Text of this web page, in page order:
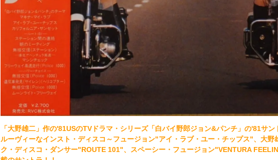
「大野雄二」作の'81USのTVドラマ・シリーズ「白バイ野郎ジョン&パンチ」の'81サ
ルーヴィーなインスト・ディスコ～フュージョン"アイ・ラブ・ユー・チップス"、大野
ク・ディスコ・ダンサー"ROUTE 101"、スペーシー・フュージョン"VENTURA